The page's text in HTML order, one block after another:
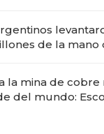
convertirse en
de la mano
la mina de cobre
del mundo: